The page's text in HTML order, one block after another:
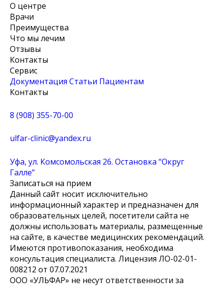
О центре
Врачи
Преимущества
Что мы лечим
Отзывы
Контакты
Сервис
Документация Cтатьи Пациентам
Контакты
8 (908) 355-70-00
ulfar-clinic@yandex.ru
Уфа, ул. Комсомольская 26. Остановка “Округ
Галле”
Записаться на прием
Данный сайт носит исключительно
информационный характер и предназначен для
образовательных целей, посетители сайта не
должны использовать материалы, размещенные
на сайте, в качестве медицинских рекомендаций.
Имеются противопоказания, необходима
консультация специалиста. Лицензия ЛО-02-01-
008212 от 07.07.2021
ООО «УЛЬФАР» не несут ответственности за